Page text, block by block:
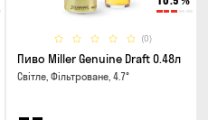
(0)
Пиво Miller Genuine Draft 0.48л
Світле, Фільтроване, 4.7°